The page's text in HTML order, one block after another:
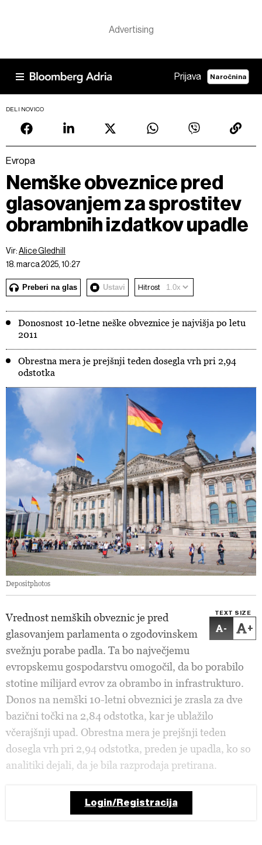
Prijava Naročnina
DELI NOVICO
Evropa
Nemške obveznice pred
glasovanjem za sprostitev
obrambnih izdatkov upadle
Vir:Alice Gledhill
18. marca 2025, 10:27
Preberi na glas Ustavi Hitrost
Donosnost 10-letne neške obveznice je najvišja po letu
2011
Obrestna mera je prejšnji teden dosegla vrh pri 2,94
odstotka
Depositphotos
TEXT SIZE
- +
Vrednost nemških obveznic je pred
glasovanjem parlamenta o zgodovinskem
svežnju porabe padla. Ta bo največjemu
evropskemu gospodarstvu omogočil, da bo porabilo
stotine milijard evrov za obrambo in infrastrukturo.
Donos na nemški 10-letni obveznici je zrasla za dve
bazični točki na 2,84 odstotka, kar je ublažilo
včerajšnji upad. Obrestna mera je prejšnji teden
dosegla vrh pri 2,94 odstotka, preden je upadla, ko so
analitiki dejali, da je bila razprodaja pretirana.
Login/Registracija